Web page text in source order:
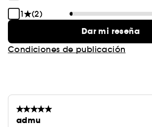
1
(2)
Dar mi reseña
Condiciones de publicación
admu